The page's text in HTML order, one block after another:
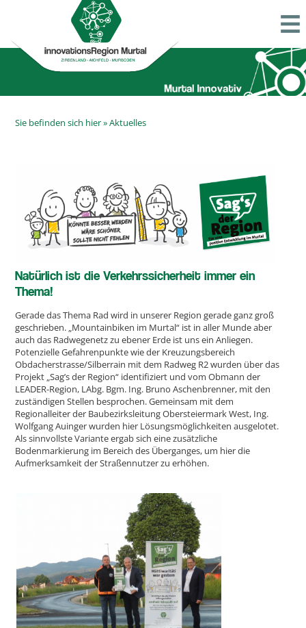
Sie befinden sich hier »Aktuelles
Natürlich ist die Verkehrssicherheit immer ein
Thema!
Gerade das Thema Rad wird in unserer Region gerade ganz groß
geschrieben. „Mountainbiken im Murtal“ ist in aller Munde aber
auch das Radwegenetz zu ebener Erde ist uns ein Anliegen.
Potenzielle Gefahrenpunkte wie der Kreuzungsbereich
Obdacherstrasse/Silberrain mit dem Radweg R2 wurden über das
Projekt „Sag’s der Region“ identifiziert und vom Obmann der
LEADER-Region, LAbg. Bgm. Ing. Bruno Aschenbrenner, mit den
zuständigen Stellen besprochen. Gemeinsam mit dem
Regionalleiter der Baubezirksleitung Obersteiermark West, Ing.
Wolfgang Auinger wurden hier Lösungsmöglichkeiten ausgelotet.
Als sinnvollste Variante ergab sich eine zusätzliche
Bodenmarkierung im Bereich des Überganges, um hier die
Aufmerksamkeit der Straßennutzer zu erhöhen.